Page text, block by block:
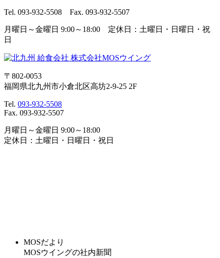
Tel. 093-932-5508 Fax. 093-932-5507
月曜日～金曜日 9:00～18:00 定休日：土曜日・日曜日・祝
日
〒802-0053
福岡県北九州市小倉北区高坊2-9-25 2F
Tel. 093-932-5508
Fax. 093-932-5507
月曜日～金曜日 9:00～18:00
定休日：土曜日・日曜日・祝日
MOSだより
MOSウイングの社内新聞